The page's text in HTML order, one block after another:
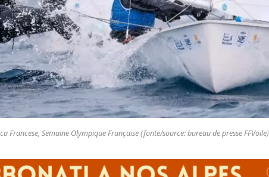
Francese, Semaine Olympique Française (fonte/source: bureau de presse FFVoile)